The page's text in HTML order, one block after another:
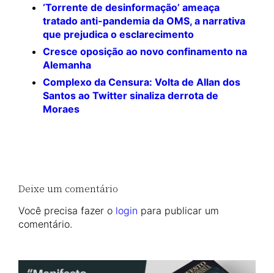
‘Torrente de desinformação’ ameaça
tratado anti-pandemia da OMS, a narrativa
que prejudica o esclarecimento
Cresce oposição ao novo confinamento na
Alemanha
Complexo da Censura: Volta de Allan dos
Santos ao Twitter sinaliza derrota de
Moraes
Deixe um comentário
Você precisa fazer o login para publicar um
comentário.